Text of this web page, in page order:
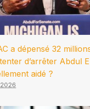
a dépensé 32
d’arrêter Abdul
aidé ?